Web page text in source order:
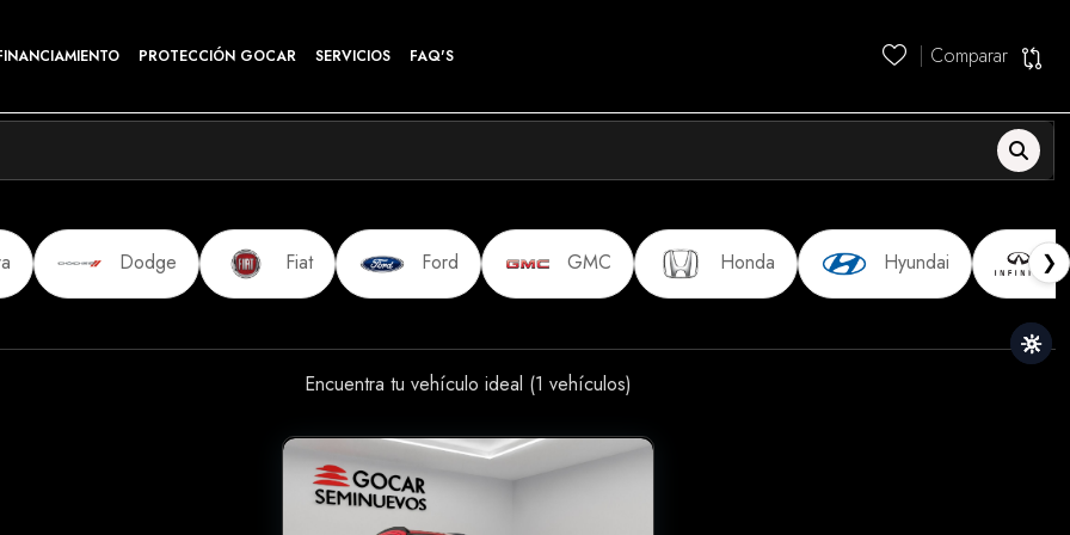
PROTECCIÓN GOCAR SERVICIOS FAQ'S Comparar
Dodge Fiat Ford GMC Honda Hyundai ❯
Encuentra tu vehículo ideal (1 vehículos)